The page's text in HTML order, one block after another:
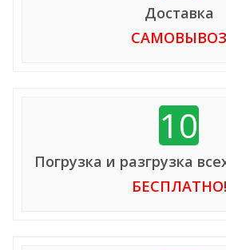
Доставка
САМОВЫВОЗ
10
Погрузка и разгрузка
БЕСПЛАТНО!